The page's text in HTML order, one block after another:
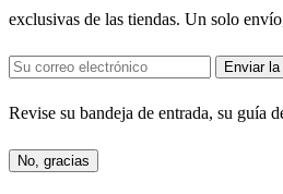
exclusivas de las tiendas. Un solo
Enviar
Revise su bandeja de entrada, su guía
No, gracias